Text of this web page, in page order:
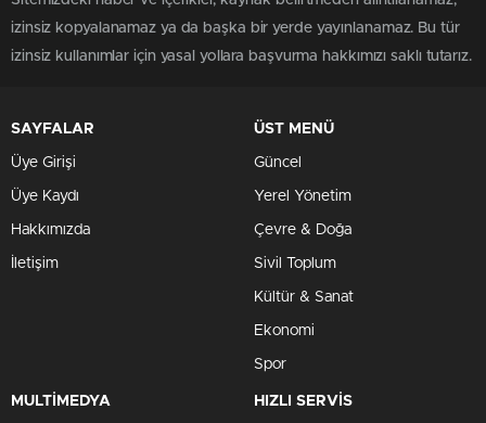
izinsiz kopyalanamaz ya da başka bir yerde yayınlanamaz. Bu tür
izinsiz kullanımlar için yasal yollara başvurma hakkımızı saklı tutarız.
SAYFALAR
Üye Girişi
Üye Kaydı
Hakkımızda
İletişim
ÜST MENÜ
Güncel
Yerel Yönetim
Çevre & Doğa
Sivil Toplum
Kültür & Sanat
Ekonomi
Spor
MULTİMEDYA HIZLI SERVİS